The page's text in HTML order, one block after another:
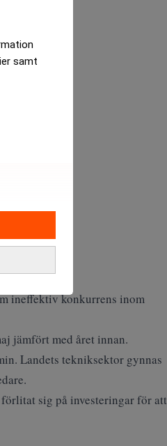
samt
ineffektiv konkurrens inom
jämfört med året innan.
Landets tekniksektor gynnas
sig på investeringar för att